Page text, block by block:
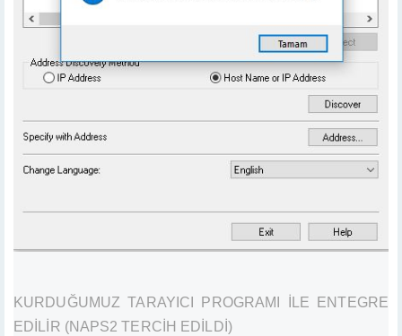
KURDUĞUMUZ TARAYICI PROGRAMI İLE ENTEGRE
EDİLİR (NAPS2 TERCİH EDİLDİ)